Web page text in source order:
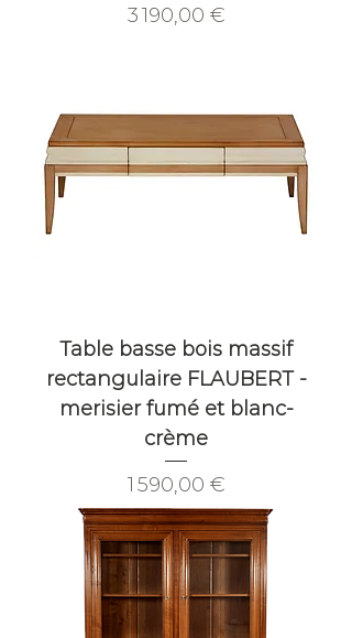
Prix
3 190,00 €
Table basse bois massif
rectangulaire FLAUBERT -
merisier fumé et blanc-
crème
Prix
1 590,00 €